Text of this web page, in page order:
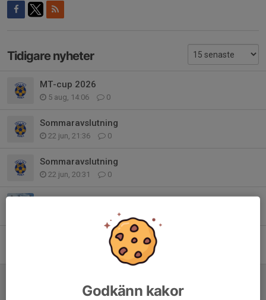
Tidigare nyheter
MT-cup 2026
5 aug, 14:06 0
Sommaravslutning
22 jun, 21:36 0
Sommaravslutning
22 jun, 20:31 0
Mt-cup Malung söndag 31/5
0
23 maj, 17:49 0
Godkänn kakor